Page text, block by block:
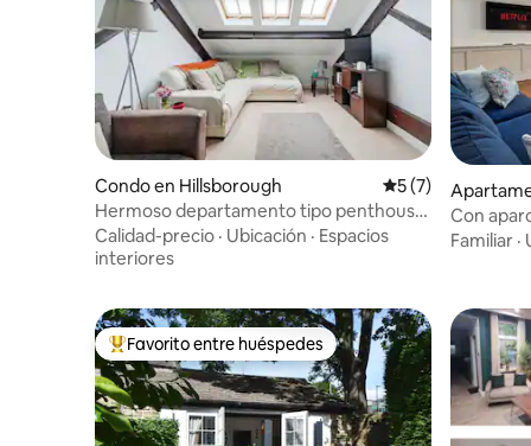
Condo en Hillsborough Calificación
5 (7)
Hermoso departamento tipo penthouse
de planta abierta
Calidad-precio · Ubicación · Espacios
interiores
y Centre
Con
Centro
Familiar ·
Favorito entre huéspedes preferido
Favorito entre huéspedes